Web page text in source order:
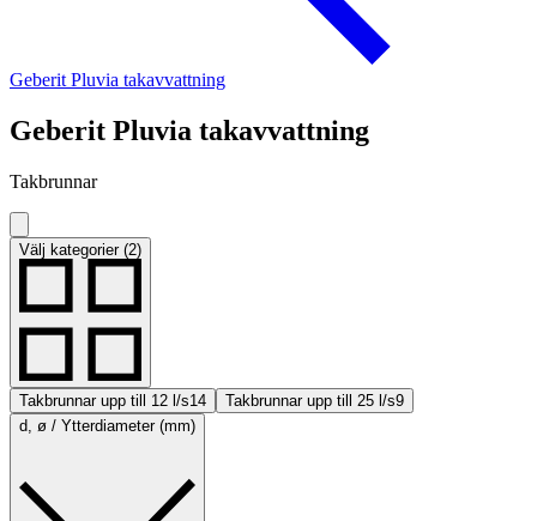
Geberit Pluvia takavvattning
Geberit Pluvia takavvattning
Takbrunnar
Välj kategorier (2)
Takbrunnar upp till 12 l/s14 Takbrunnar upp till 25 l/s9
d, ø / Ytterdiameter (mm)